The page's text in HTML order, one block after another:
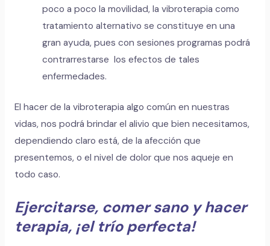
poco a poco la movilidad, la vibroterapia como
tratamiento alternativo se constituye en una
gran ayuda, pues con sesiones programas podrá
contrarrestarse los efectos de tales
enfermedades.
El hacer de la vibroterapia algo común en nuestras
vidas, nos podrá brindar el alivio que bien necesitamos,
dependiendo claro está, de la afección que
presentemos, o el nivel de dolor que nos aqueje en
todo caso.
Ejercitarse, comer sano y hacer
terapia, ¡el trío perfecta!